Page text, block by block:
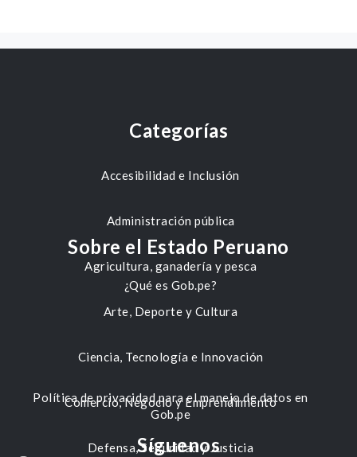
Categorías
Accesibilidad e Inclusión
Administración pública
Agricultura, ganadería y pesca
Arte, Deporte y Cultura
Ciencia, Tecnología e Innovación
Comercio, Negocio y Emprendimiento
Defensa, Seguridad y Justicia
Sobre el Estado Peruano
¿Qué es Gob.pe?
Política de privacidad para el manejo de datos en
Gob.pe
Síguenos